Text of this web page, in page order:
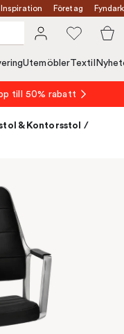
Inspiration Företag
UtemöblerTextil
till 50% rabatt
& Kontorsstol /